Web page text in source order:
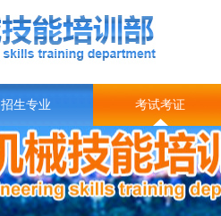
招生专业 考试考证